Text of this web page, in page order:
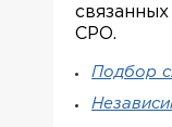
СРО.
Подбор